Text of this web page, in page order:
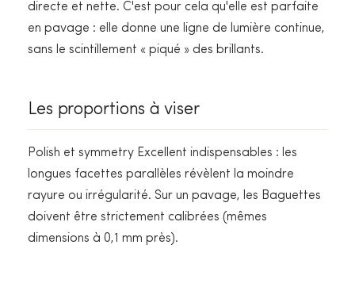
directe et nette. C'est pour cela qu'elle est parfaite
en pavage : elle donne une ligne de lumière continue,
sans le scintillement « piqué » des brillants.
Les proportions à viser
Polish et symmetry Excellent indispensables : les
longues facettes parallèles révèlent la moindre
rayure ou irrégularité. Sur un pavage, les Baguettes
doivent être strictement calibrées (mêmes
dimensions à 0,1 mm près).